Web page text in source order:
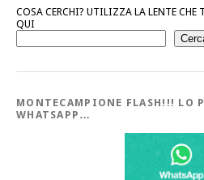
COSA CERCHI? UTILIZZA LA LENTE CHE
QUI
MONTECAMPIONE FLASH!!! LO
WHATSAPP…